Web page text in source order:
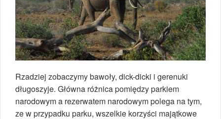
Rzadziej zobaczymy bawoły, dick-dicki i gerenuki
długoszyje. Główna różnica pomiędzy parkiem
narodowym a rezerwatem narodowym polega na tym,
ze w przypadku parku, wszelkie korzyści majątkowe